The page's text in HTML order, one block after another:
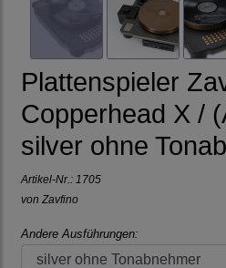
Plattenspieler
Copperhead X /
silver ohne
Artikel-Nr.: 1705
von Zavfino
Andere Ausführungen: